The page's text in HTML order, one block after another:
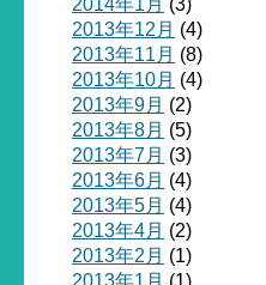
2014年1月 (3)
2013年12月 (4)
2013年11月 (8)
2013年10月 (4)
2013年9月 (2)
2013年8月 (5)
2013年7月 (3)
2013年6月 (4)
2013年5月 (4)
2013年4月 (2)
2013年2月 (1)